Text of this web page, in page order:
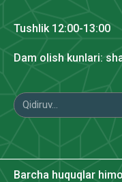
Tushlik 12:00-13:00
Dam olish kunlari:
Barcha huquqlar